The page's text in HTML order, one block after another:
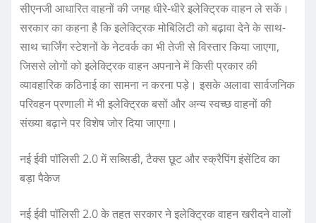
सीएनजी आधारित वाहनों की जगह धीरे-धीरे इलेक्ट्रिक वाहन ले सकें।
सरकार का कहना है कि इलेक्ट्रिक मोबिलिटी को बढ़ावा देने के साथ-
साथ चार्जिंग स्टेशनों के नेटवर्क का भी तेजी से विस्तार किया जाएगा,
जिससे लोगों को इलेक्ट्रिक वाहन अपनाने में किसी प्रकार की
व्यावहारिक कठिनाई का सामना न करना पड़े। इसके अलावा सार्वजनिक
परिवहन प्रणाली में भी इलेक्ट्रिक बसों और अन्य स्वच्छ वाहनों की
संख्या बढ़ाने पर विशेष जोर दिया जाएगा।
नई ईवी पॉलिसी 2.0 में सब्सिडी, टैक्स छूट और स्क्रैपिंग इंसेंटिव का
बड़ा पैकेज
नई ईवी पॉलिसी 2.0 के तहत सरकार ने इलेक्ट्रिक वाहन खरीदने वालों